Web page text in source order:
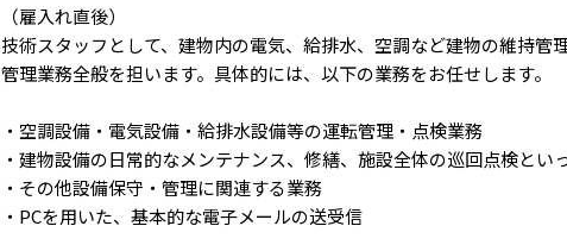
（雇入れ直後）
技術スタッフとして、建物内の電気、給排水、空調など建物の維持管
管理業務全般を担います。具体的には、以下の業務をお任せします。
・空調設備・電気設備・給排水設備等の運転管理・点検業務
・建物設備の日常的なメンテナンス、修繕、施設全体の巡回点検とい
・その他設備保守・管理に関連する業務
・PCを用いた、基本的な電子メールの送受信